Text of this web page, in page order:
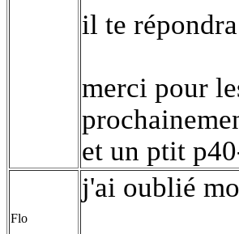
il te
merci pour
et un ptit
Flo
j'ai oublié